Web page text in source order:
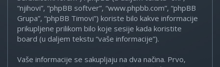
“njihovi”, “phpBB softver”, “www.phpbb.com”, “phpBB
Grupa”, “phpBB Timovi”) koriste bilo kakve informacije
prikupljene prilikom bilo koje sesije kada koristite
board (u daljem tekstu “vaše informacije”).
Vaše informacije se sakupljaju na dva načina. Prvo,